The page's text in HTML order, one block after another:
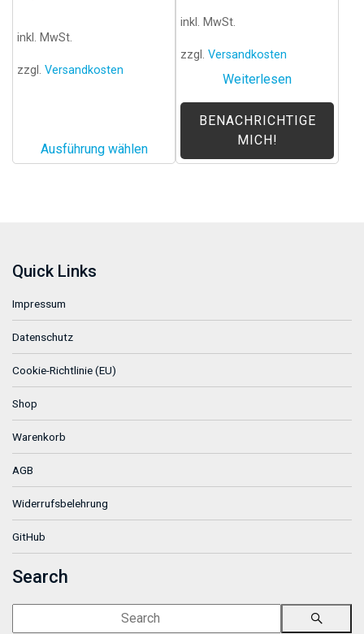
inkl. MwSt.
zzgl. Versandkosten
Ausführung wählen
inkl. MwSt.
zzgl. Versandkosten
Weiterlesen
BENACHRICHTIGE
MICH!
Quick Links
Impressum
Datenschutz
Cookie-Richtlinie (EU)
Shop
Warenkorb
AGB
Widerrufsbelehrung
GitHub
Search